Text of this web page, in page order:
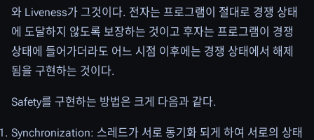
와 Liveness가 그것이다. 전자는 프로그램이 절대로 경쟁 상태
에 도달하지 않도록 보장하는 것이고 후자는 프로그램이 경쟁
상태에 들어가더라도 어느 시점 이후에는 경쟁 상태에서 해제
됨을 구현하는 것이다.
Safety를 구현하는 방법은 크게 다음과 같다.
Synchronization: 스레드가 서로 동기화 되게 하여 서로의 상태